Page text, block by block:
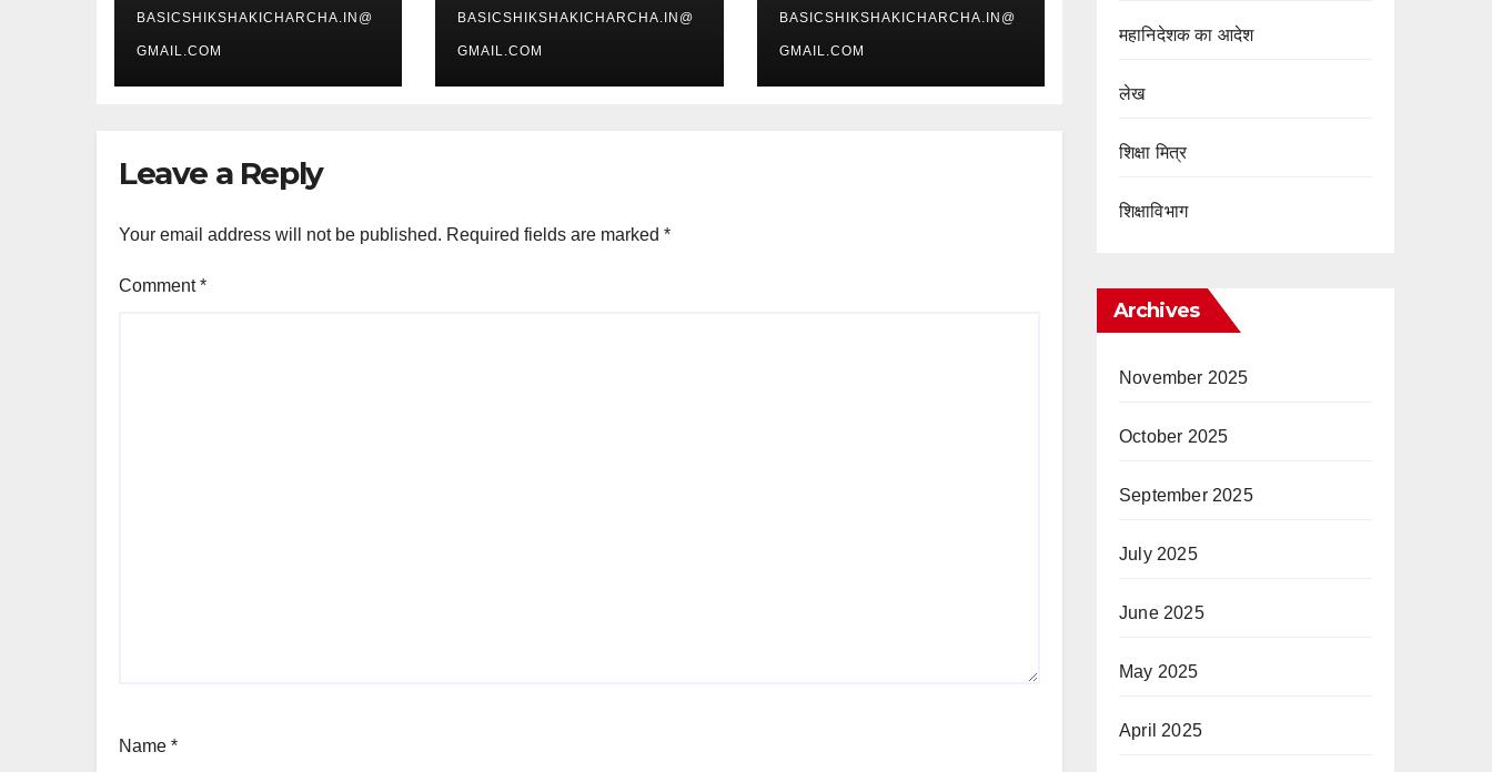
BASICSHIKSHAKICHARCHA.IN@
GMAIL.COM
BASICSHIKSHAKICHARCHA.IN@
GMAIL.COM
BASICSHIKSHAKICHARCHA.IN@
GMAIL.COM
Leave a Reply
Your email address will not be published. Required fields are marked *
Comment*
Name *
महानिदेशक का आदेश
लेख
शिक्षा मित्र
शिक्षाविभाग
Archives
November 2025
October 2025
September 2025
July 2025
June 2025
May 2025
April 2025